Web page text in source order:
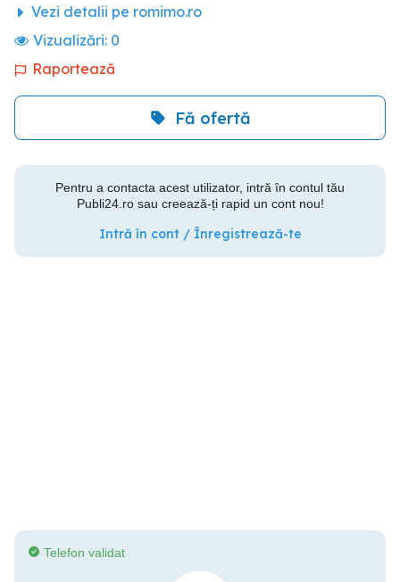
Vezi detalii pe romimo.ro
Vizualizări: 0
Raportează
Fă ofertă
Pentru a contacta acest utilizator, intră în contul tău
Publi24.ro sau creează-ți rapid un cont nou!
Intră în cont / Înregistrează-te
Telefon validat